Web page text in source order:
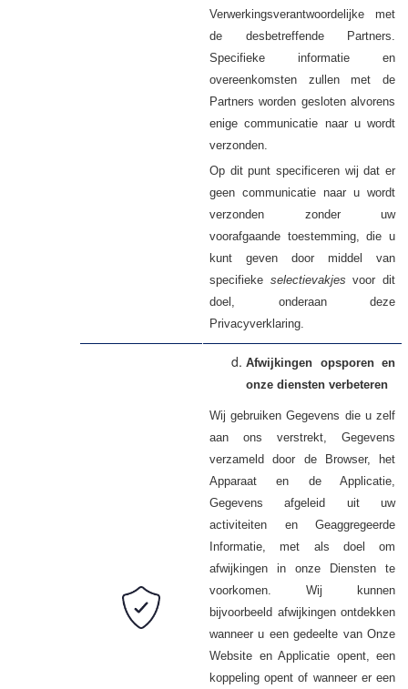
Verwerkingsverantwoordelijke met
de desbetreffende Partners.
Specifieke informatie en
overeenkomsten zullen met de
Partners worden gesloten alvorens
enige communicatie naar u wordt
verzonden.
Op dit punt specificeren wij dat er
geen communicatie naar u wordt
verzonden zonder uw
voorafgaande toestemming, die u
kunt geven door middel van
specifieke selectievakjesvoor dit
doel, onderaan deze
Privacyverklaring.
Afwijkingen opsporen en
onze diensten verbeteren
Wij gebruikenGegevens die u zelf
aan ons verstrekt, Gegevens
verzameld door de Browser, het
Apparaat en de Applicatie,
Gegevens
afgeleid uit uw
activiteiten en Geaggregeerde
Informatie, met als doel om
afwijkingen in onze Diensten te
voorkomen. Wij kunnen
bijvoorbeeld afwijkingen ontdekken
wanneer u een gedeelte van Onze
Website en Applicatie opent, een
koppeling opent of wanneer er een